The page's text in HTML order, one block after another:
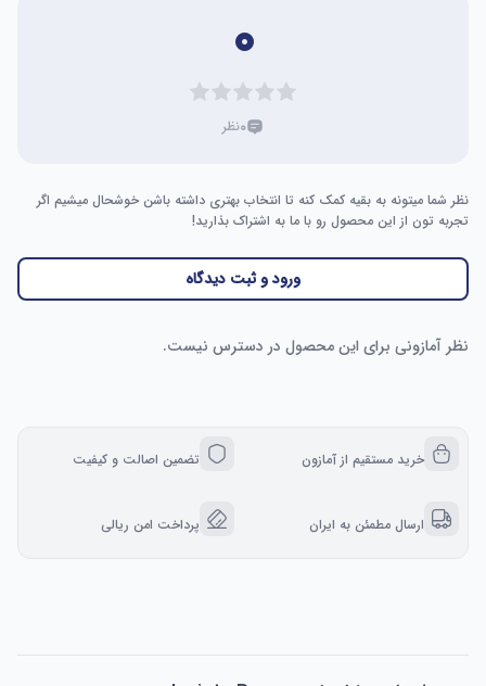
۰
۰نظر
نظر شما میتونه به بقیه کمک کنه تا انتخاب بهتری داشته باشن خوشحال میشیم اگر
تجربه تون از این محصول رو با ما به اشتراک بذارید!
ورود و ثبت دیدگاه
نظر آمازونی برای این محصول در دسترس نیست.
خرید مستقیم از آمازون تضمین اصالت و کیفیت
ارسال مطمئن به ایران پرداخت امن ریالی